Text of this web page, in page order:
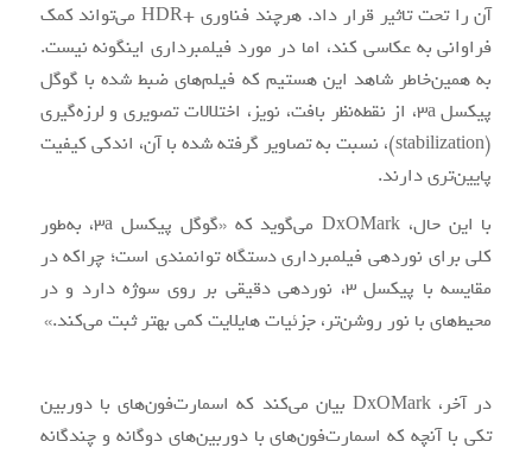
آن را تحت تاثیر قرار داد. هرچند فناوری +HDR می‌تواند کمک
فراوانی به عکاسی کند، اما در مورد فیلمبرداری اینگونه نیست.
به همین‌خاطر شاهد این هستیم که فیلم‌های ضبط شده با گوگل
پیکسل 3a، از نقطه‌نظر بافت، نویز، اختلالات تصویری و لرزه‌گیری
(stabilization)، نسبت به تصاویر گرفته شده با آن، اندکی کیفیت
پایین‌تری دارند.
با این حال، DxOMark می‌گوید که «گوگل پیکسل 3a، به‌طور
کلی برای نوردهی فیلمبرداری دستگاه توانمندی است؛ چراکه در
مقایسه با پیکسل ۳، نوردهی دقیقی بر روی سوژه‌ دارد و در
محیط‌های با نور روشن‌تر، جزئیات هایلایت کمی بهتر ثبت می‌کند.»
در آخر، DxOMark بیان می‌کند که اسمارت‌فون‌های با دوربین
تکی با آنچه که اسمارت‌فون‌های با دوربین‌های دوگانه و چندگانه